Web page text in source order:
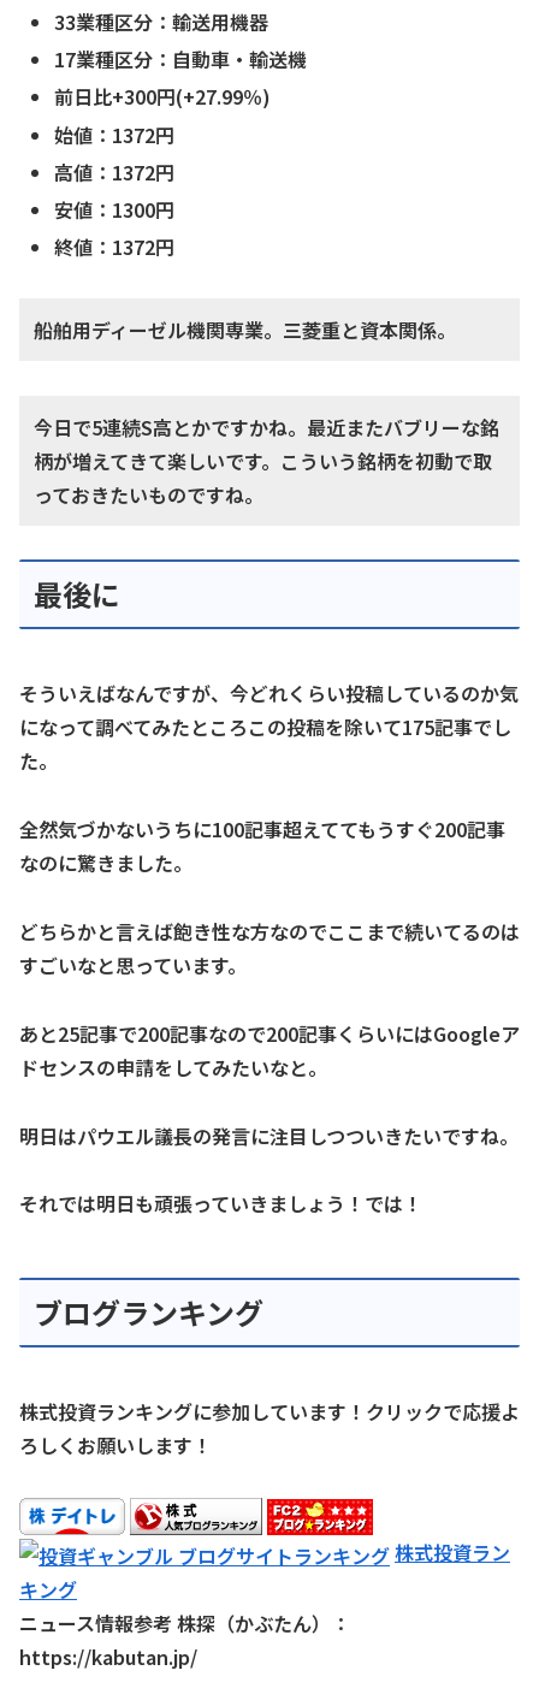
33業種区分：輸送用機器
17業種区分：自動車・輸送機
前日比+300円(+27.99％)
始値：1372円
高値：1372円
安値：1300円
終値：1372円
船舶用ディーゼル機関専業。三菱重と資本関係。
今日で5連続S高とかですかね。最近またバブリーな銘
柄が増えてきて楽しいです。こういう銘柄を初動で取
っておきたいものですね。
最後に
そういえばなんですが、今どれくらい投稿しているのか気
になって調べてみたところこの投稿を除いて175記事でし
た。
全然気づかないうちに100記事超えててもうすぐ200記事
なのに驚きました。
どちらかと言えば飽き性な方なのでここまで続いてるのは
すごいなと思っています。
あと25記事で200記事なので200記事くらいにはGoogleア
ドセンスの申請をしてみたいなと。
明日はパウエル議長の発言に注目しつついきたいですね。
それでは明日も頑張っていきましょう！では！
ブログランキング
株式投資ランキングに参加しています！クリックで応援よ
ろしくお願いします！
株式投資ラン
キング
ニュース情報参考 株探（かぶたん）：
https://kabutan.jp/